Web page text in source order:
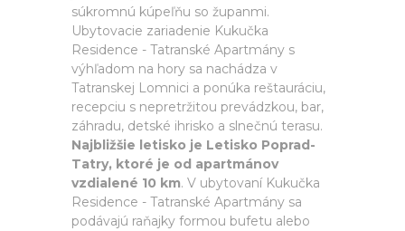
súkromnú kúpeľňu so županmi.
Ubytovacie zariadenie Kukučka
Residence - Tatranské Apartmány s
výhľadom na hory sa nachádza v
Tatranskej Lomnici a ponúka reštauráciu,
recepciu s nepretržitou prevádzkou, bar,
záhradu, detské ihrisko a slnečnú terasu.
Najbližšie letisko je Letisko Poprad-
Tatry, ktoré je od apartmánov
vzdialené 10 km. V ubytovaní Kukučka
Residence - Tatranské Apartmány sa
podávajú raňajky formou bufetu alebo